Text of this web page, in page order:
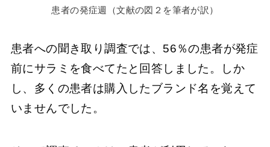
患者の発症週（文献の図２を筆者が訳）
患者への聞き取り調査では、56％の患者が発症
前にサラミを食べてたと回答しました。しか
し、多くの患者は購入したブランド名を覚えて
いませんでした。